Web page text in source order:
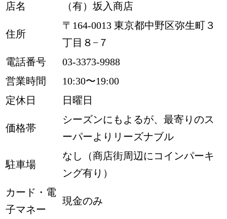
店名
（有）坂入商店
住所
〒164-0013 東京都中野区弥生町３
丁目８−７
電話番号
03-3373-9988
営業時間
10:30〜19:00
定休日
日曜日
価格帯
シーズンにもよるが、最寄りのス
ーパーよりリーズナブル
駐車場
なし（商店街周辺にコインパーキ
ング有り）
カード・電
子マネー
現金のみ